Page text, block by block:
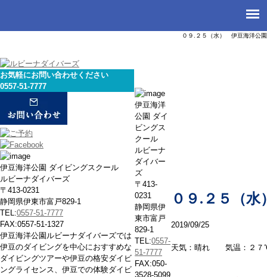
０９.２５（水） 伊豆海洋公園
お気軽にお問い合わせください
0557-51-7777
伊豆海洋公園 ダイビングスクール
ルビーナダイバーズ
〒413-0231
静岡県伊東市富戸829-1
TEL:0557-51-7777
FAX:0557-51-1327
伊豆海洋公園ルビーナダイバーズでは
伊豆のダイビングを中心におすすめな
ダイビングツアーや伊豆の格安ダイビ
ングライセンス、伊豆での体験ダイビ
０９.２５（
2019/09/25
天気：晴れ 気温：２
伊豆海洋
公園 ダイ
ビングス
クール
ルビーナ
ダイバー
ズ
〒413-
0231
静岡県伊
東市富戸
829-1
TEL:0557-
51-7777
FAX:050-
3528-5099